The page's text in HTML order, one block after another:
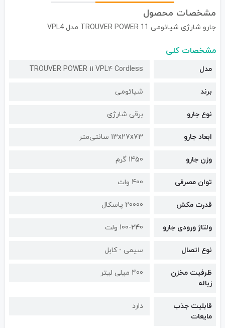
مشخصات محصول
جارو شارژی شیائومی TROUVER POWER 11 مدل VPL4
مشخصات کلی
مدل TROUVER POWER 11 VPL4 Cordless
برند شیائومی
نوع جارو برقی شارژی
ابعاد جارو 13x27x73 سانتی‌متر
وزن جارو 1450 گرم
توان مصرفی 400 وات
قدرت مکش 20000 پاسکال
ولتاژ ورودی جارو 100-240 ولت
نوع اتصال سیمی - کابل
ظرفیت مخزن
زباله
400 میلی لیتر
قابلیت جذب
مایعات
دارد